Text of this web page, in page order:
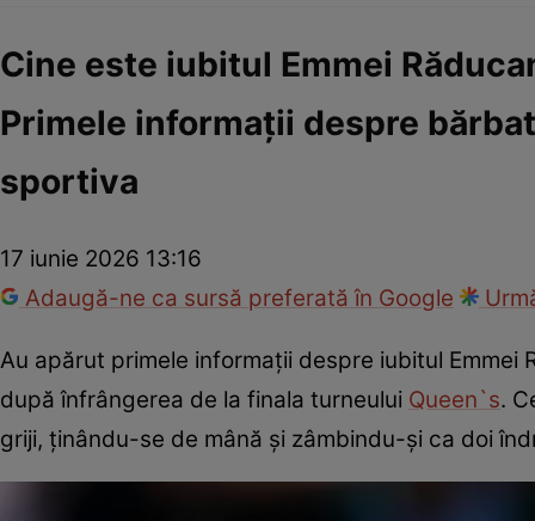
Cine este iubitul Emmei
Primele informații despre
sportiva
17 iunie 2026 13:16
Adaugă-ne ca sursă preferată în Google
Au apărut primele informații despre iubitul Emmei
după înfrângerea de la finala turneului Queen`s.
griji, ținându-se de mână și zâmbindu-și ca doi